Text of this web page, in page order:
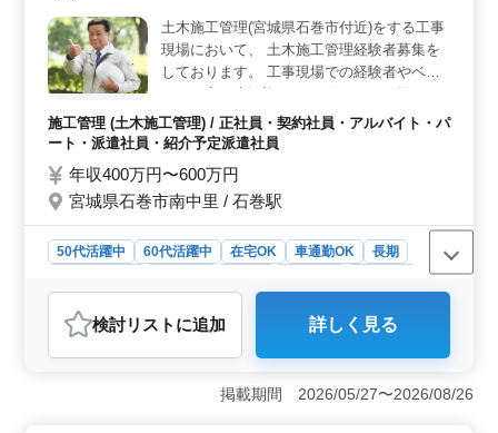
験がある方を求めています。 ＜待遇の安心＞ 年収
は能力・資格により400～600万円です。全額支給の通勤
手当、健康保険・厚生年金・雇用保険・労災保険も完
備。週5日勤務で、土曜日も工期によっては出勤がありま
す。土日祝の休日や1日平均1時間の残業がありますが、
大型プロジェクトに携わり最新の土木工事技術を習得で
きる環境です。
土木施工管理(宮城県石巻市付近)をする工事
現場において、 土木施工管理経験者募集を
しております。 工事現場での経験者やベテ
キルをぜひ活かして下さい。 【仕事内容】
土木、建築工事現場において、以下の業務を
が適正であるか、計画通りに進められている
かなどの監督・指揮業務をします。 ・公共
事業を主体にして、一般土木、舗装工事、海
岸工事等の監督業務を行います。 ・現場管
理、職人の手配業務、工程管理などの業務を
行います。 【募集条件】 ・一級土木施工管
理技士の有資格者は優遇します。 ・50～60
代のベテラン層も大活躍しています。 ・宿
舎は完備しています。また車の手配がありま
す。 ・除染工事は対象ではありません。
施工管理 (土木施工管理) / 正社員・契約社員・アルバイト・パ
ート・派遣社員・紹介予定派遣社員
年収400万円〜600万円
宮城県石巻市南中里 / 石巻駅
50代活躍中 60代活躍中 在宅OK 車通勤OK
長期
アルバイト・パート
おすすめポイント
＜ベテランの経験者歓迎＞ 当社は宮城県石巻市で土木
施工管理の経験者を募集しています。工事現場での経験
豊富な方やベテランの方々が大歓迎です。建設現場にお
検討リスト に追加 詳しく見る
掲載期間 2026/05/27〜2026/08/26